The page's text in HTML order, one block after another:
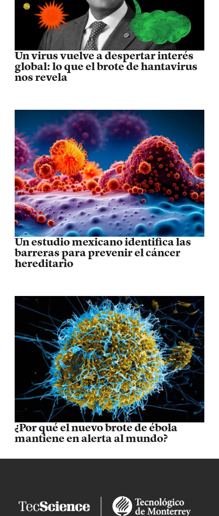
Un virus vuelve a despertar interés
global: lo que el brote de hantavirus
nos revela
Un estudio mexicano identifica las
barreras para prevenir el cáncer
hereditario
¿Por qué el nuevo brote de ébola
mantiene en alerta al mundo?